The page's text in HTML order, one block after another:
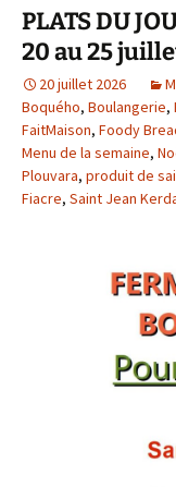
PLATS DU
20 au 25
20 juillet 2026
Boquého, Boulangerie,
FaitMaison, Foody
Menu de la semaine,
Plouvara, produit de
Fiacre, Saint Jean